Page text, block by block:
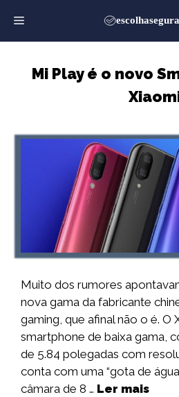
para
o
Mi Play é o novo
Muito dos rumores
nova gama da fabricante
gaming, que afinal não o é. O
smartphone de baixa gama,
de 5.84 polegadas com
conta com uma “gota de
câmara de 8 … Ler mais